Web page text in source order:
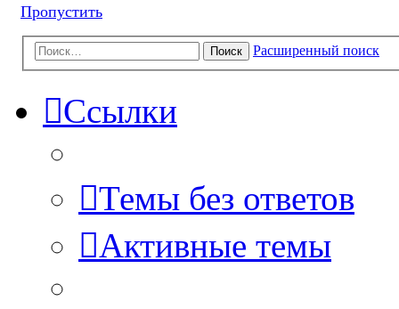
Пропустить
Поиск Расширенный поиск
Ссылки
Темы без ответов
Активные темы